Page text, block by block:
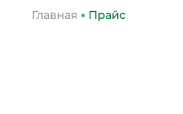
Главная Прайс